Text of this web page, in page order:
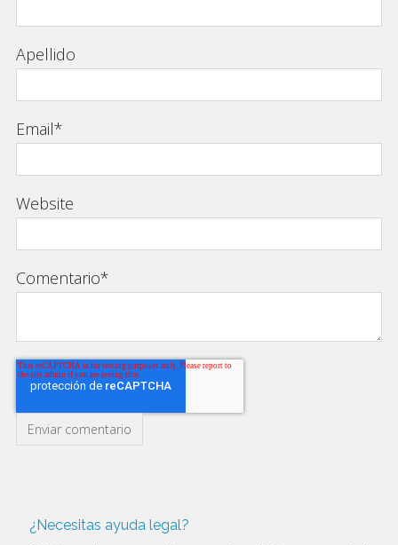
Apellido
Email*
Website
Comentario*
¿Necesitas ayuda legal?